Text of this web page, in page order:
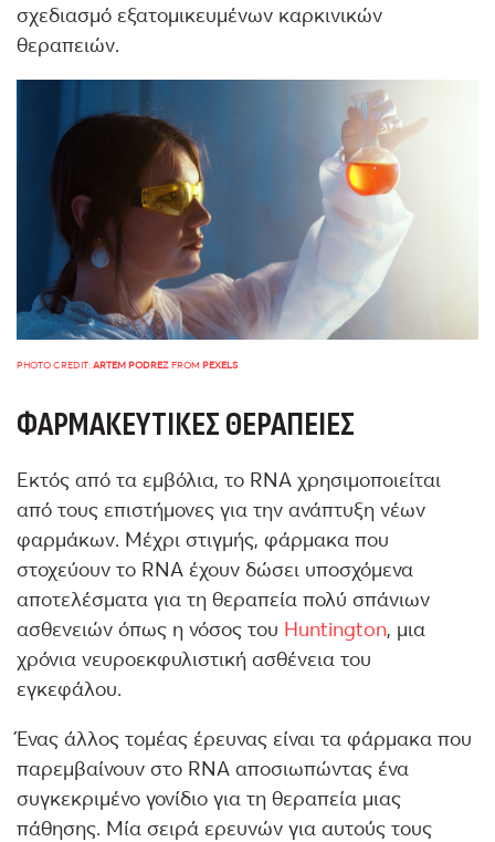
σχεδιασμό εξατομικευμένων καρκινικών
θεραπειών.
PHOTO CREDIT:ARTEM PODREZFROM PEXELS
ΦΑΡΜΑΚΕΥΤΙΚΈΣ ΘΕΡΑΠΕΊΕΣ
Εκτός από τα εμβόλια, το RNA χρησιμοποιείται
από τους επιστήμονες για την ανάπτυξη νέων
φαρμάκων. Μέχρι στιγμής, φάρμακα που
στοχεύουν το RNA έχουν δώσει υποσχόμενα
αποτελέσματα για τη θεραπεία πολύ σπάνιων
ασθενειών όπως η νόσος του Huntington, μια
χρόνια νευροεκφυλιστική ασθένεια του
εγκεφάλου.
Ένας άλλος τομέας έρευνας είναι τα φάρμακα που
παρεμβαίνουν στο RNA αποσιωπώντας ένα
συγκεκριμένο γονίδιο για τη θεραπεία μιας
πάθησης. Μία σειρά ερευνών για αυτούς τους